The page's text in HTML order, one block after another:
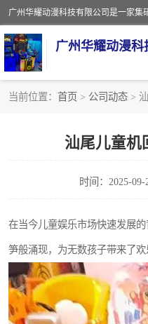
广州华耀动漫科
当前位置： 首页 > 公司动态 >
汕尾儿童机
时间：2025-09-
在当今儿童娱乐市场快速发展
笋般涌现，为无数孩子带来了欢
游戏厅回收